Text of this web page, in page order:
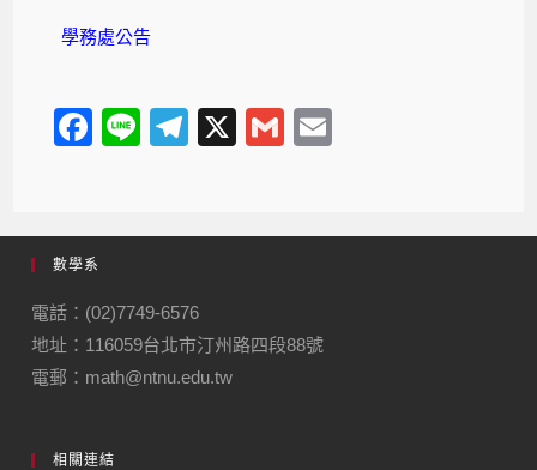
學務處公告
F
e
b
o
o
k
Li
T
gr
m
X
G
數學系
電話：(02)7749-6576
地址：116059台北市汀州路四段88號
電郵：math@ntnu.edu.tw
相關連結